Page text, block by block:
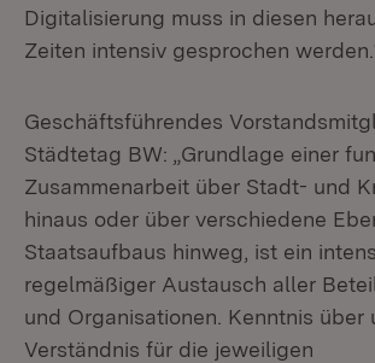
Digitalisierung muss in diesen
Zeiten intensiv gesprochen
Geschäftsführendes
Städtetag BW: „Grundlage einer
Zusammenarbeit über Stadt- und
hinaus oder über verschiedene
Staatsaufbaus hinweg, ist ein
regelmäßiger Austausch aller
und Organisationen. Kenntnis über
Verständnis für die jeweiligen